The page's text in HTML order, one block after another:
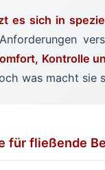
es sich in
Kontrolle
was macht sie
für fließende